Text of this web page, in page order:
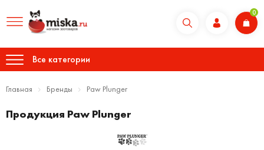
0
Все категории
Главная Бренды Paw Plunger
Продукция Paw Plunger